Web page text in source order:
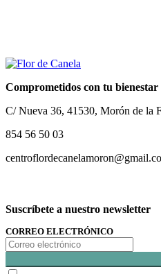
Comprometidos con tu bienestar
C/ Nueva 36, 41530, Morón de la
854 56 50 03
Suscríbete a nuestro newsletter
CORREO ELECTRÓNICO